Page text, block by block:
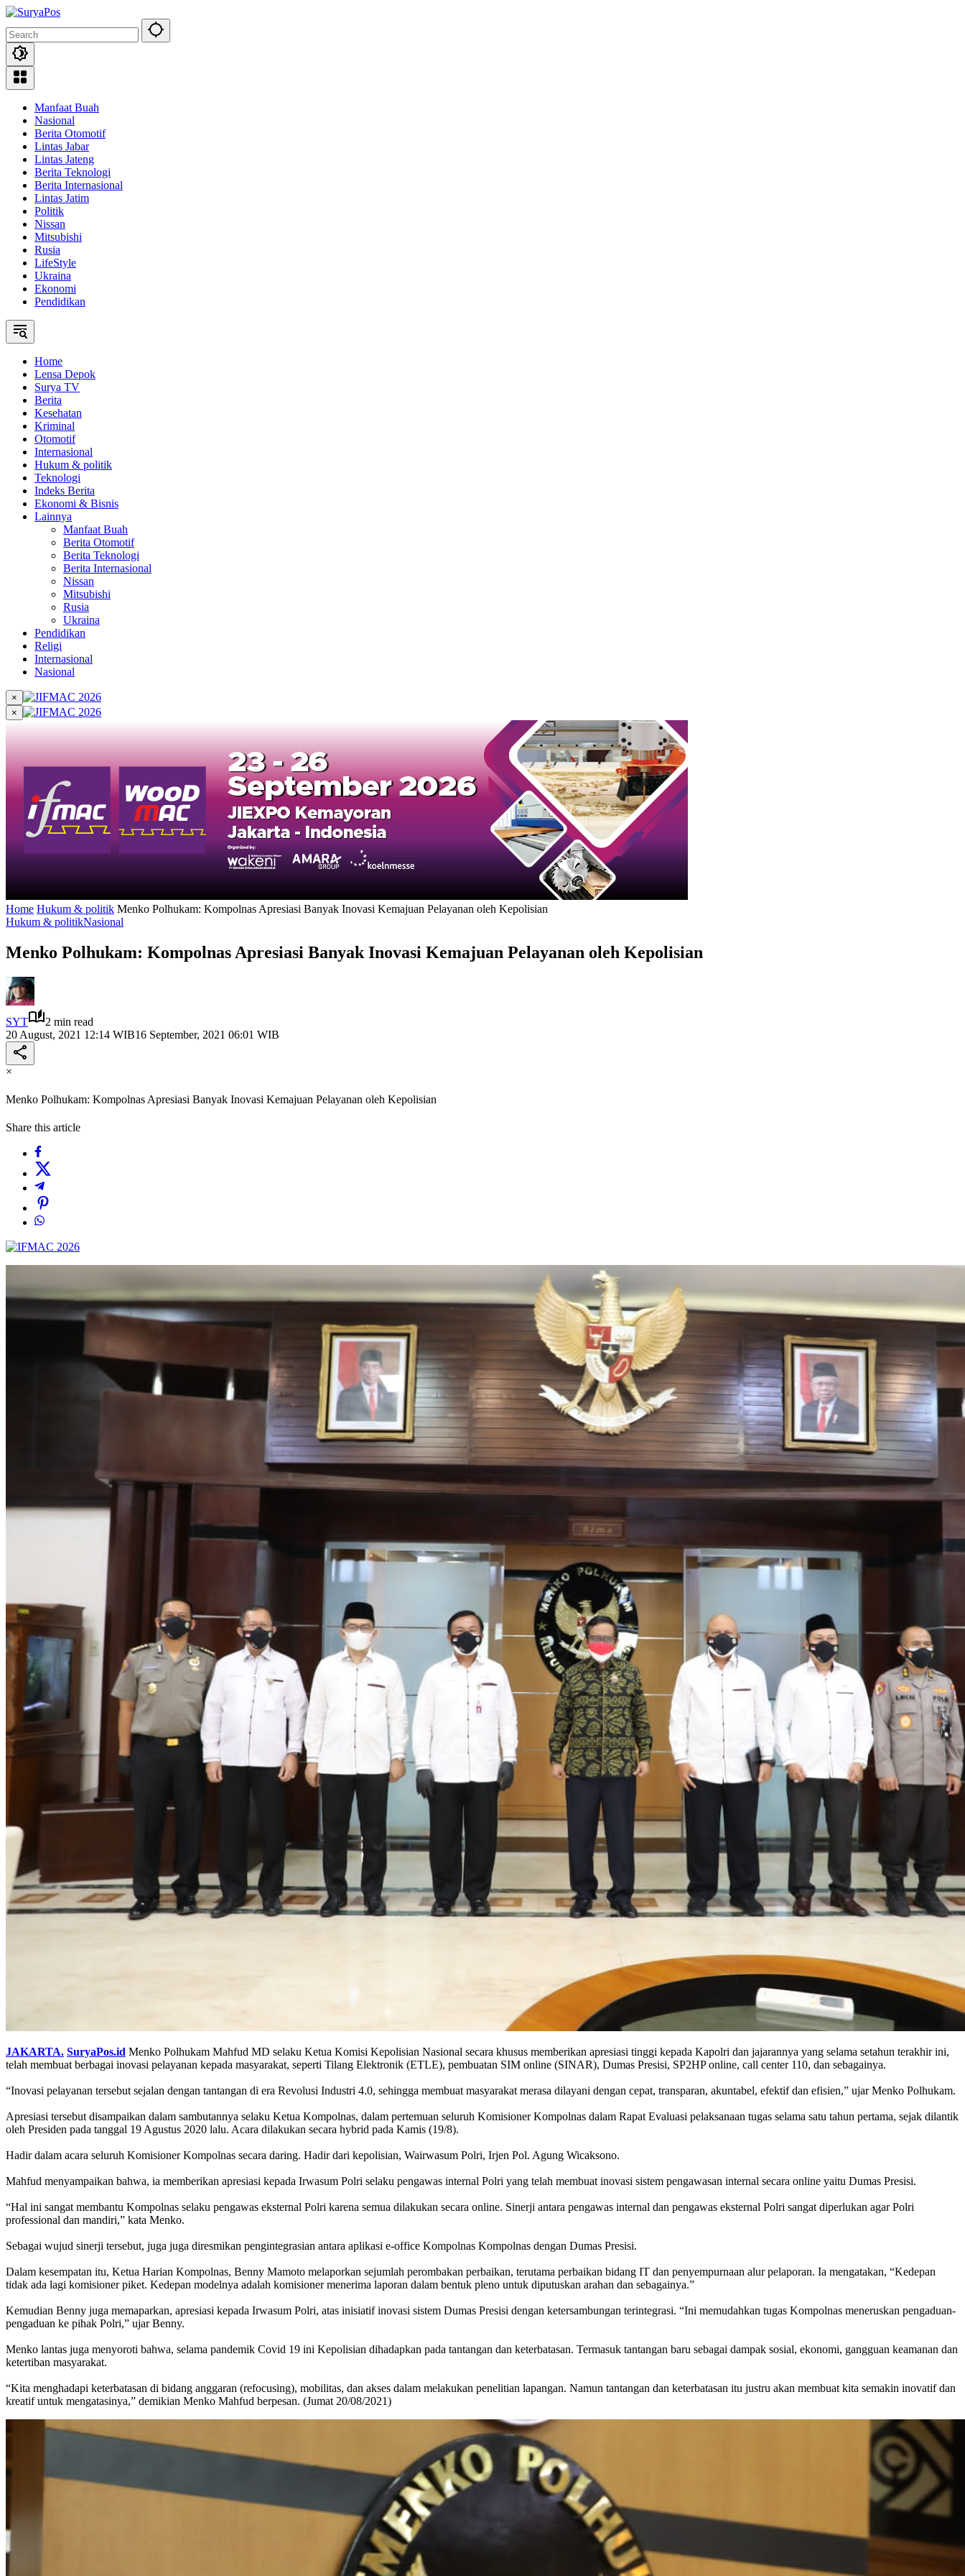
Skip
content
Manfaat Buah
Nasional
Berita Otomotif
Lintas Jabar
Lintas Jateng
Berita Teknologi
Berita Internasional
Lintas Jatim
Politik
Nissan
Mitsubishi
Rusia
LifeStyle
Ukraina
Ekonomi
Pendidikan
Home
Lensa Depok
Surya TV
Berita
Kesehatan
Kriminal
Otomotif
Internasional
Hukum & politik
Teknologi
Indeks Berita
Ekonomi & Bisnis
Lainnya
Manfaat Buah
Berita Otomotif
Berita Teknologi
Berita Internasional
Nissan
Mitsubishi
Rusia
Ukraina
Pendidikan
Religi
Internasional
Nasional
×
×
Home Hukum & politik Menko Polhukam: Kompolnas Apresiasi Banyak Inovasi Kemajuan Pelayanan oleh Kepolisian
Hukum & politikNasional
Menko Polhukam: Kompolnas Apresiasi Banyak Inovasi Kemajuan Pelayanan oleh Kepolisian
SYT
2 min read
20 August, 2021 12:14 WIB16 September, 2021 06:01 WIB
×
Menko Polhukam: Kompolnas Apresiasi Banyak Inovasi Kemajuan Pelayanan oleh Kepolisian
Share this article
JAKARTA. SuryaPos.id Menko Polhukam Mahfud MD selaku Ketua Komisi Kepolisian Nasional secara khusus memberikan apresiasi tinggi kepada Kapolri dan jajarannya yang selama setahun terakhir ini,
telah membuat berbagai inovasi pelayanan kepada masyarakat, seperti Tilang Elektronik (ETLE), pembuatan SIM online (SINAR), Dumas Presisi, SP2HP online, call center 110, dan sebagainya.
“Inovasi pelayanan tersebut sejalan dengan tantangan di era Revolusi Industri 4.0, sehingga membuat masyarakat merasa dilayani dengan cepat, transparan, akuntabel, efektif dan efisien,” ujar Menko Polhukam.
Apresiasi tersebut disampaikan dalam sambutannya selaku Ketua Kompolnas, dalam pertemuan seluruh Komisioner Kompolnas dalam Rapat Evaluasi pelaksanaan tugas selama satu tahun pertama, sejak dilantik
oleh Presiden pada tanggal 19 Agustus 2020 lalu. Acara dilakukan secara hybrid pada Kamis (19/8).
Hadir dalam acara seluruh Komisioner Kompolnas secara daring. Hadir dari kepolisian, Wairwasum Polri, Irjen Pol. Agung Wicaksono.
Mahfud menyampaikan bahwa, ia memberikan apresiasi kepada Irwasum Polri selaku pengawas internal Polri yang telah membuat inovasi sistem pengawasan internal secara online yaitu Dumas Presisi.
“Hal ini sangat membantu Kompolnas selaku pengawas eksternal Polri karena semua dilakukan secara online. Sinerji antara pengawas internal dan pengawas eksternal Polri sangat diperlukan agar Polri
professional dan mandiri,” kata Menko.
Sebagai wujud sinerji tersebut, juga juga diresmikan pengintegrasian antara aplikasi e-office Kompolnas Kompolnas dengan Dumas Presisi.
Dalam kesempatan itu, Ketua Harian Kompolnas, Benny Mamoto melaporkan sejumlah perombakan perbaikan, terutama perbaikan bidang IT dan penyempurnaan alur pelaporan. Ia mengatakan, “Kedepan
tidak ada lagi komisioner piket. Kedepan modelnya adalah komisioner menerima laporan dalam bentuk pleno untuk diputuskan arahan dan sebagainya.”
Kemudian Benny juga memaparkan, apresiasi kepada Irwasum Polri, atas inisiatif inovasi sistem Dumas Presisi dengan ketersambungan terintegrasi. “Ini memudahkan tugas Kompolnas meneruskan pengaduan-
pengaduan ke pihak Polri,” ujar Benny.
Menko lantas juga menyoroti bahwa, selama pandemik Covid 19 ini Kepolisian dihadapkan pada tantangan dan keterbatasan. Termasuk tantangan baru sebagai dampak sosial, ekonomi, gangguan keamanan dan
ketertiban masyarakat.
“Kita menghadapi keterbatasan di bidang anggaran (refocusing), mobilitas, dan akses dalam melakukan penelitian lapangan. Namun tantangan dan keterbatasan itu justru akan membuat kita semakin inovatif dan
kreatif untuk mengatasinya,” demikian Menko Mahfud berpesan. (Jumat 20/08/2021)